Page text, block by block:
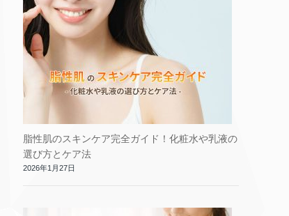
脂性肌のスキンケア完全ガイド！化粧水や乳液の
選び方とケア法
2026年1月27日